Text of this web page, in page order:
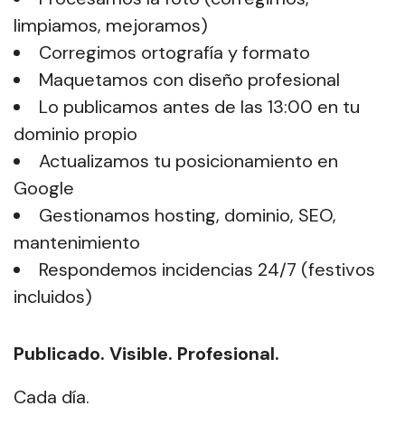
limpiamos, mejoramos)
Corregimos ortografía y formato
Maquetamos con diseño profesional
Lo publicamos antes de las 13:00 en tu
dominio propio
Actualizamos tu posicionamiento en
Google
Gestionamos hosting, dominio, SEO,
mantenimiento
Respondemos incidencias 24/7 (festivos
incluidos)
Publicado. Visible. Profesional.
Cada día.